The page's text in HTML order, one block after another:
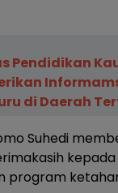
Pendidikan
di Daerah
Suhedi
kepada
program